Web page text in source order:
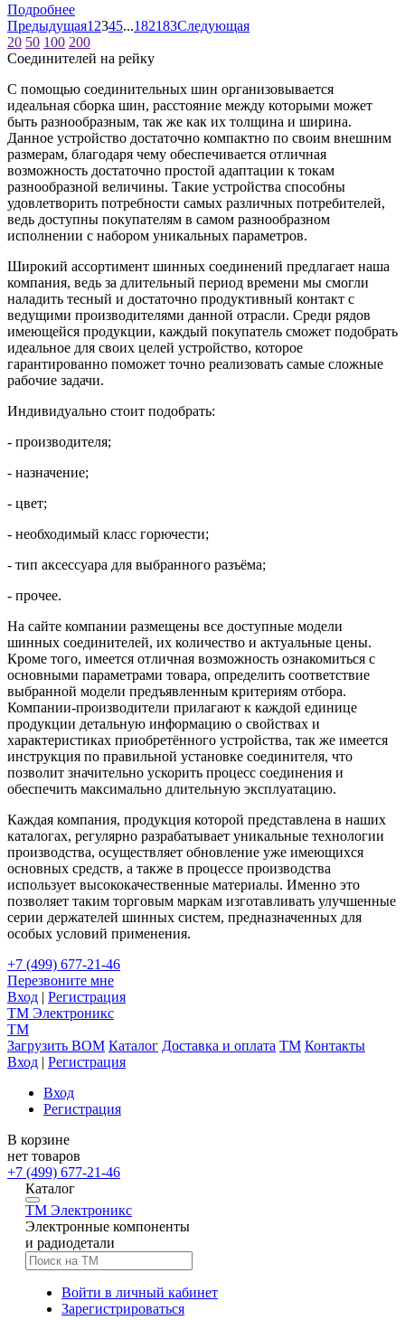
Подробнее
Предыдущая1 2345...182183Следующая
20 50 100 200
Соединителей на рейку
С помощью соединительных шин организовывается
идеальная сборка шин, расстояние между которыми может
быть разнообразным, так же как их толщина и ширина.
Данное устройство достаточно компактно по своим внешним
размерам, благодаря чему обеспечивается отличная
возможность достаточно простой адаптации к токам
разнообразной величины. Такие устройства способны
удовлетворить потребности самых различных потребителей,
ведь доступны покупателям в самом разнообразном
исполнении с набором уникальных параметров.
Широкий ассортимент шинных соединений предлагает наша
компания, ведь за длительный период времени мы смогли
наладить тесный и достаточно продуктивный контакт с
ведущими производителями данной отрасли. Среди рядов
имеющейся продукции, каждый покупатель сможет подобрать
идеальное для своих целей устройство, которое
гарантированно поможет точно реализовать самые сложные
рабочие задачи.
Индивидуально стоит подобрать:
- производителя;
- назначение;
- цвет;
- необходимый класс горючести;
- тип аксессуара для выбранного разъёма;
- прочее.
На сайте компании размещены все доступные модели
шинных соединителей, их количество и актуальные цены.
Кроме того, имеется отличная возможность ознакомиться с
основными параметрами товара, определить соответствие
выбранной модели предъявленным критериям отбора.
Компании-производители прилагают к каждой единице
продукции детальную информацию о свойствах и
характеристиках приобретённого устройства, так же имеется
инструкция по правильной установке соединителя, что
позволит значительно ускорить процесс соединения и
обеспечить максимально длительную эксплуатацию.
Каждая компания, продукция которой представлена в наших
каталогах, регулярно разрабатывает уникальные технологии
производства, осуществляет обновление уже имеющихся
основных средств, а также в процессе производства
использует высококачественные материалы. Именно это
позволяет таким торговым маркам изготавливать улучшенные
серии держателей шинных систем, предназначенных для
особых условий применения.
+7 (499) 677-21-46
Перезвоните мне
Вход | Регистрация
TM Электроникс
TM
Загрузить BOM Каталог Доставка и оплата TM Контакты
Вход | Регистрация
Вход
Регистрация
В корзине
нет товаров
+7 (499) 677-21-46
Каталог
TM Электроникс
Электронные компоненты
и радиодетали
Войти в личный кабинет
Зарегистрироваться